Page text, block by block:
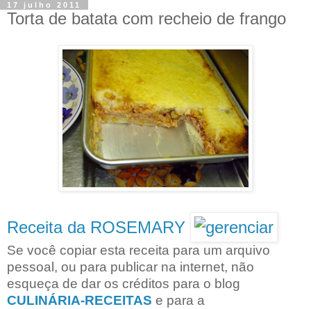
17 julho 2011
Torta de batata com recheio de frango
Receita da ROSEMARY
Se você copiar esta receita para um arquivo
pessoal, ou para publicar na internet, não
esqueça de dar os créditos para o blog
CULINÁRIA-RECEITAS e para a